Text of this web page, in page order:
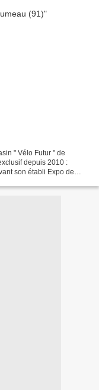
" Vélo Futur " de
depuis 2010 :
son établi Expo de